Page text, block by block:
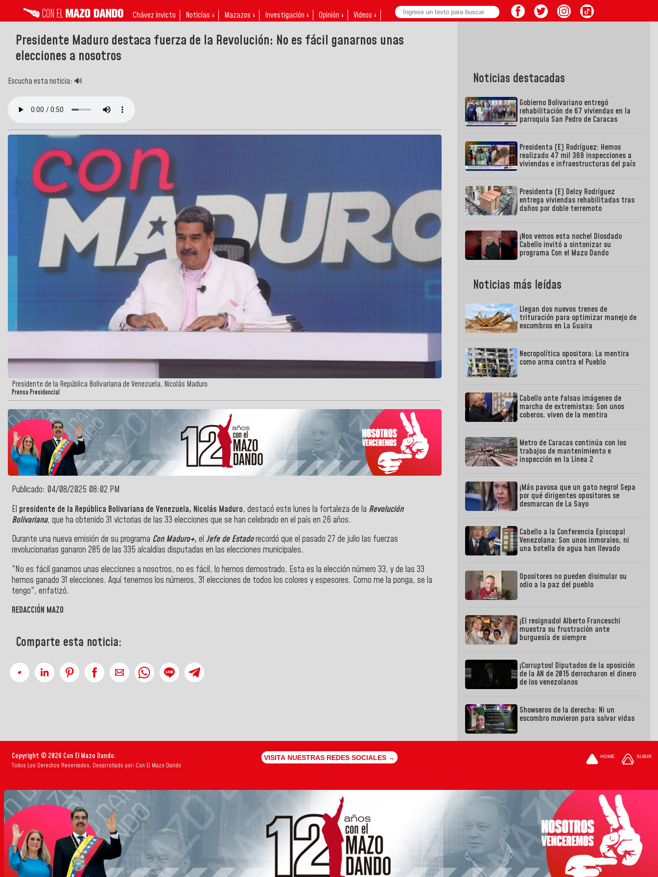
Chávez invicto Noticias ↓ Mazazos ↓ Investigación ↓ Opinión ↓ Videos ↓
Presidente Maduro destaca fuerza de la Revolución: No es fácil ganarnos unas
elecciones a nosotros
Escucha esta noticia: 🔊
Presidente de la República Bolivariana de Venezuela, Nicolás Maduro
Prensa Presidencial
Publicado: 04/08/2025 08:02 PM
El presidente de la República Bolivariana de Venezuela, Nicolás Maduro, destacó este lunes la fortaleza de la Revolución
Bolivariana, que ha obtenido 31 victorias de las 33 elecciones que se han celebrado en el país en 26 años.
Durante una nueva emisión de su programa Con Maduro+, el Jefe de Estadorecordó que el pasado 27 de julio las fuerzas
revolucionarias ganaron 285 de las 335 alcaldías disputadas en las elecciones municipales.
"No es fácil ganarnos unas elecciones a nosotros, no es fácil, lo hemos demostrado. Esta es la elección número 33, y de las 33
hemos ganado 31 elecciones. Aquí tenemos los números, 31 elecciones de todos los colores y espesores. Como me la ponga, se la
tengo", enfatizó.
REDACCIÓN MAZO
Comparte esta noticia:
Noticias destacadas
Gobierno Bolivariano entregó
rehabilitación de 67 viviendas en la
parroquia San Pedro de Caracas
Presidenta (E) Rodríguez: Hemos
realizado 47 mil 369 inspecciones a
viviendas e infraestructuras del país
Presidenta (E) Delcy Rodríguez
entrega viviendas rehabilitadas tras
daños por doble terremoto
¡Nos vemos esta noche! Diosdado
Cabello invitó a sintonizar su
programa Con el Mazo Dando
Noticias más leídas
Llegan dos nuevos trenes de
trituración para optimizar manejo de
escombros en La Guaira
Necropolítica opositora: La mentira
como arma contra el Pueblo
Cabello ante falsas imágenes de
marcha de extremistas: Son unos
coberos, viven de la mentira
Metro de Caracas continúa con los
trabajos de mantenimiento e
inspección en la Línea 2
¡Más pavosa que un gato negro! Sepa
por qué dirigentes opositores se
desmarcan de La Sayo
Cabello a la Conferencia Episcopal
Venezolana: Son unos inmorales, ni
una botella de agua han llevado
Opositores no pueden disimular su
odio a la paz del pueblo
¡El resignado! Alberto Franceschi
muestra su frustración ante
burguesía de siempre
¡Corruptos! Diputados de la oposición
de la AN de 2015 derrocharon el dinero
de los venezolanos
Showseros de la derecha: Ni un
escombro movieron para salvar vidas
Copyright © 2026 Con El Mazo Dando.
Todos Los Derechos Reservados. Desarrollado por: Con El Mazo Dando
VISITA NUESTRAS REDES SOCIALES → HOME SUBIR